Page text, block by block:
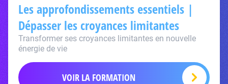
Les approfondissements essentiels |
Dépasser les croyances limitantes
Transformer ses croyances limitantes en nouvelle
énergie de vie
VOIR LA FORMATION